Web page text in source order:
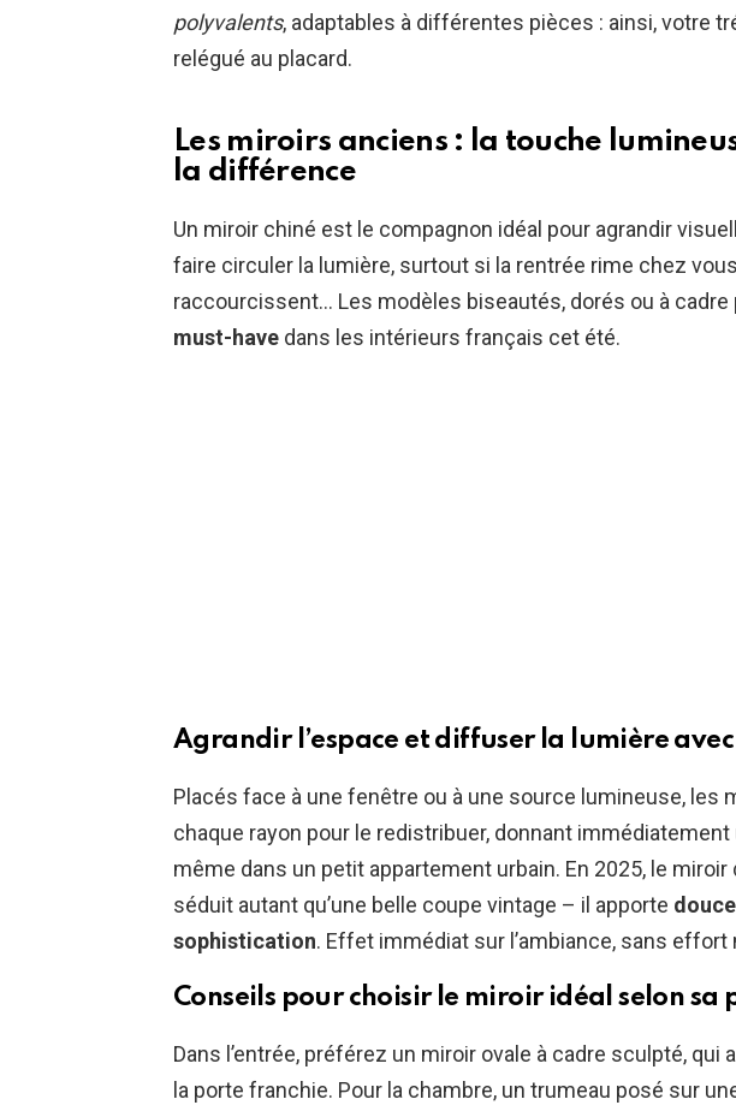
polyvalents, adaptables à différentes pièces : ainsi, votre
relégué au placard.
Les miroirs anciens : la touche
la différence
Un miroir chiné est le compagnon idéal pour agrandir
faire circuler la lumière, surtout si la rentrée rime chez
raccourcissent… Les modèles biseautés, dorés ou à
must-have dans les intérieurs français cet été.
Agrandir l’espace et diffuser la lumière
Placés face à une fenêtre ou à une source lumineuse, les
chaque rayon pour le redistribuer, donnant immédiatement
même dans un petit appartement urbain. En 2025, le miroir
séduit autant qu’une belle coupe vintage – il apporte
sophistication. Effet immédiat sur l’ambiance, sans effort
Conseils pour choisir le miroir idéal selon sa
Dans l’entrée, préférez un miroir ovale à cadre sculpté, qui
la porte franchie. Pour la chambre, un trumeau posé sur